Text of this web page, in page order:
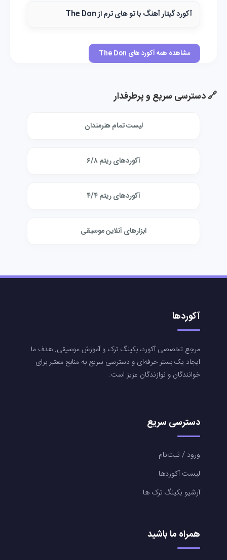
آکورد گیتار آهنگ با تو های ترم از The Don
مشاهده همه آکورد های The Don
🔗 دسترسی سریع و پرطرفدار
لیست تمام هنرمندان
آکوردهای ریتم ۶/۸
آکوردهای ریتم ۴/۴
ابزارهای آنلاین موسیقی
آکوردها
مرجع تخصصی آکورد، بکینگ ترک و آموزش موسیقی. هدف ما
ایجاد یک بستر حرفه‌ای و دسترسی سریع به منابع معتبر برای
خوانندگان و نوازندگان عزیز است.
دسترسی سریع
ورود / ثبت‌نام
لیست آکوردها
آرشیو بکینگ ترک ها
همراه ما باشید